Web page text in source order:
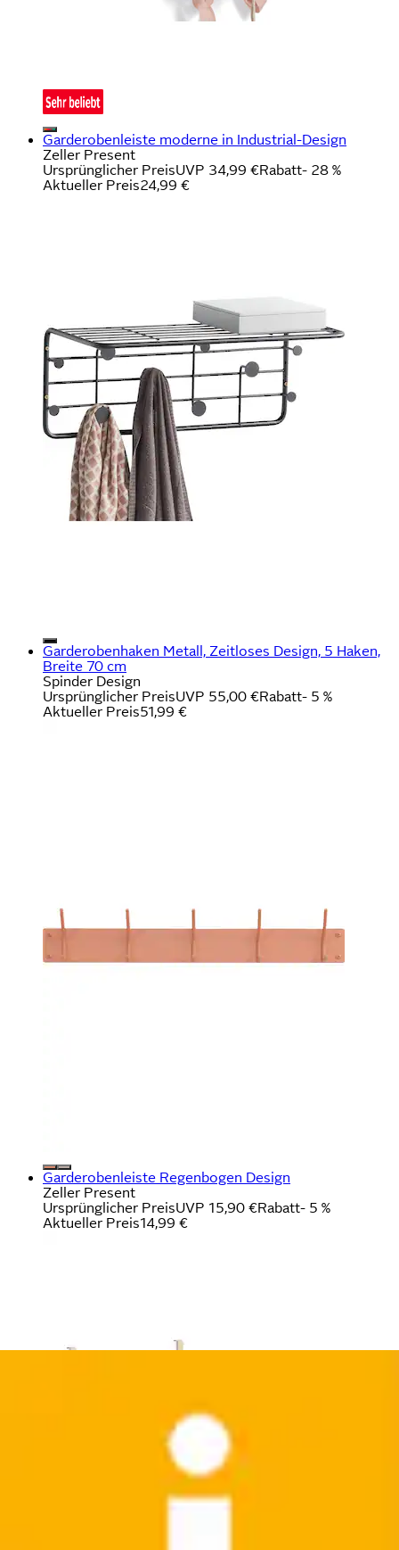
Garderobenleiste moderne in Industrial-Design
Zeller Present
Ursprünglicher PreisUVP 34,99 €Rabatt- 28 %
Aktueller Preis24,99 €
Garderobenhaken Metall, Zeitloses Design, 5 Haken,
Breite 70 cm
Spinder Design
Ursprünglicher PreisUVP 55,00 €Rabatt- 5 %
Aktueller Preis51,99 €
Garderobenleiste Regenbogen Design
Zeller Present
Ursprünglicher PreisUVP 15,90 €Rabatt- 5 %
Aktueller Preis14,99 €